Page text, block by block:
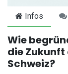
Infos
Wie
die
Schweiz?